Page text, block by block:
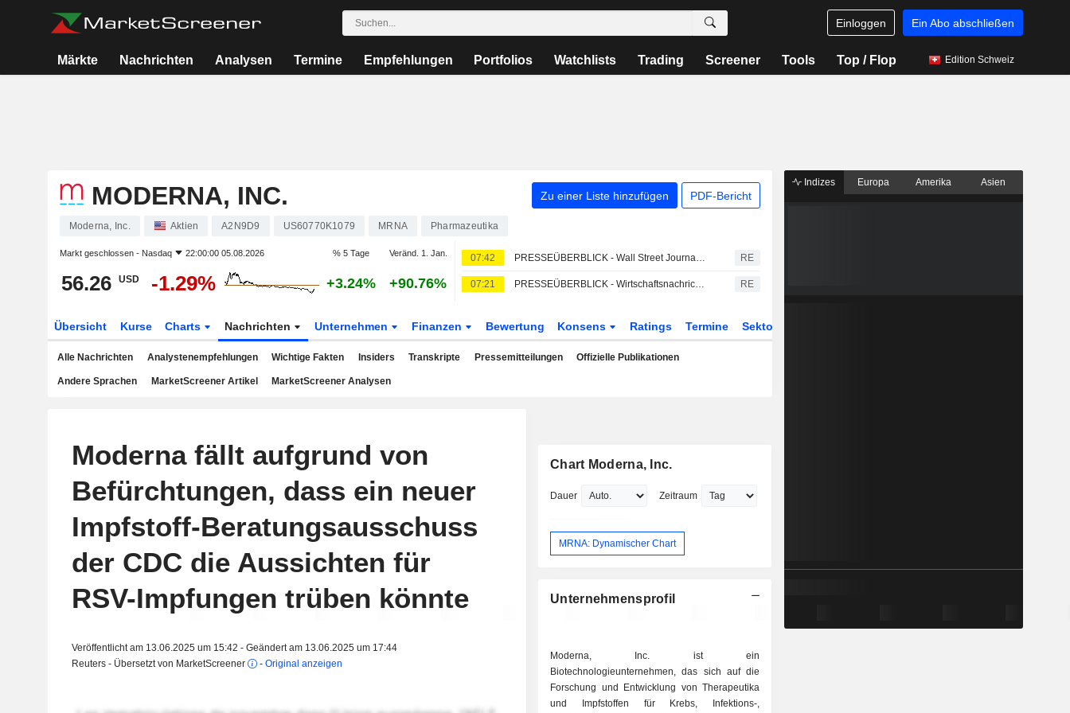
Einloggen Ein Abo abschließen
Märkte Nachrichten Analysen Termine Empfehlungen Portfolios Watchlists Trading Screener Tools Top / Flop Edition Schweiz
MODERNA, INC. Zu einer Liste hinzufügen PDF-Bericht
Moderna, Inc. Aktien A2N9D9 US60770K1079 MRNA Pharmazeutika
Markt geschlossen - Nasdaq 22:00:00 05.08.2026 % 5 Tage Veränd. 1. Jan.
56.26 USD -1.29% +3.24% +90.76%
07:42 PRESSEÜBERBLICK - Wall Street Journal - 6. August RE
07:21 PRESSEÜBERBLICK - Wirtschaftsnachrichten der New York Times - 6. August RE
Übersicht Kurse Charts Nachrichten Unternehmen Finanzen Bewertung Konsens Ratings Termine Sektor
Alle Nachrichten Analystenempfehlungen Wichtige Fakten Insiders Transkripte Pressemitteilungen Offizielle Publikationen
Andere Sprachen MarketScreener Artikel MarketScreener Analysen
Moderna fällt aufgrund von
Befürchtungen, dass ein neuer
Impfstoff-Beratungsausschuss
der CDC die Aussichten für
RSV-Impfungen trüben könnte
Veröffentlicht am 13.06.2025 um 15:42 - Geändert am 13.06.2025 um 17:44
Reuters - Übersetzt von MarketScreener
- Original anzeigen
Chart Moderna, Inc.
Dauer Zeitraum
MRNA: Dynamischer Chart
Unternehmensprofil
Moderna, Inc. ist ein
Biotechnologieunternehmen, das sich auf die
Forschung und Entwicklung von Therapeutika
und Impfstoffen für Krebs, Infektions-,
Indizes Europa Amerika Asien